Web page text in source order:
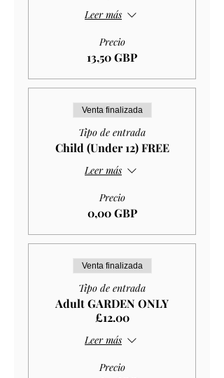
Leer más
Precio
13,50 GBP
Venta finalizada
Tipo de entrada
Child (Under 12) FREE
Leer más
Precio
0,00 GBP
Venta finalizada
Tipo de entrada
Adult GARDEN ONLY
£12.00
Leer más
Precio